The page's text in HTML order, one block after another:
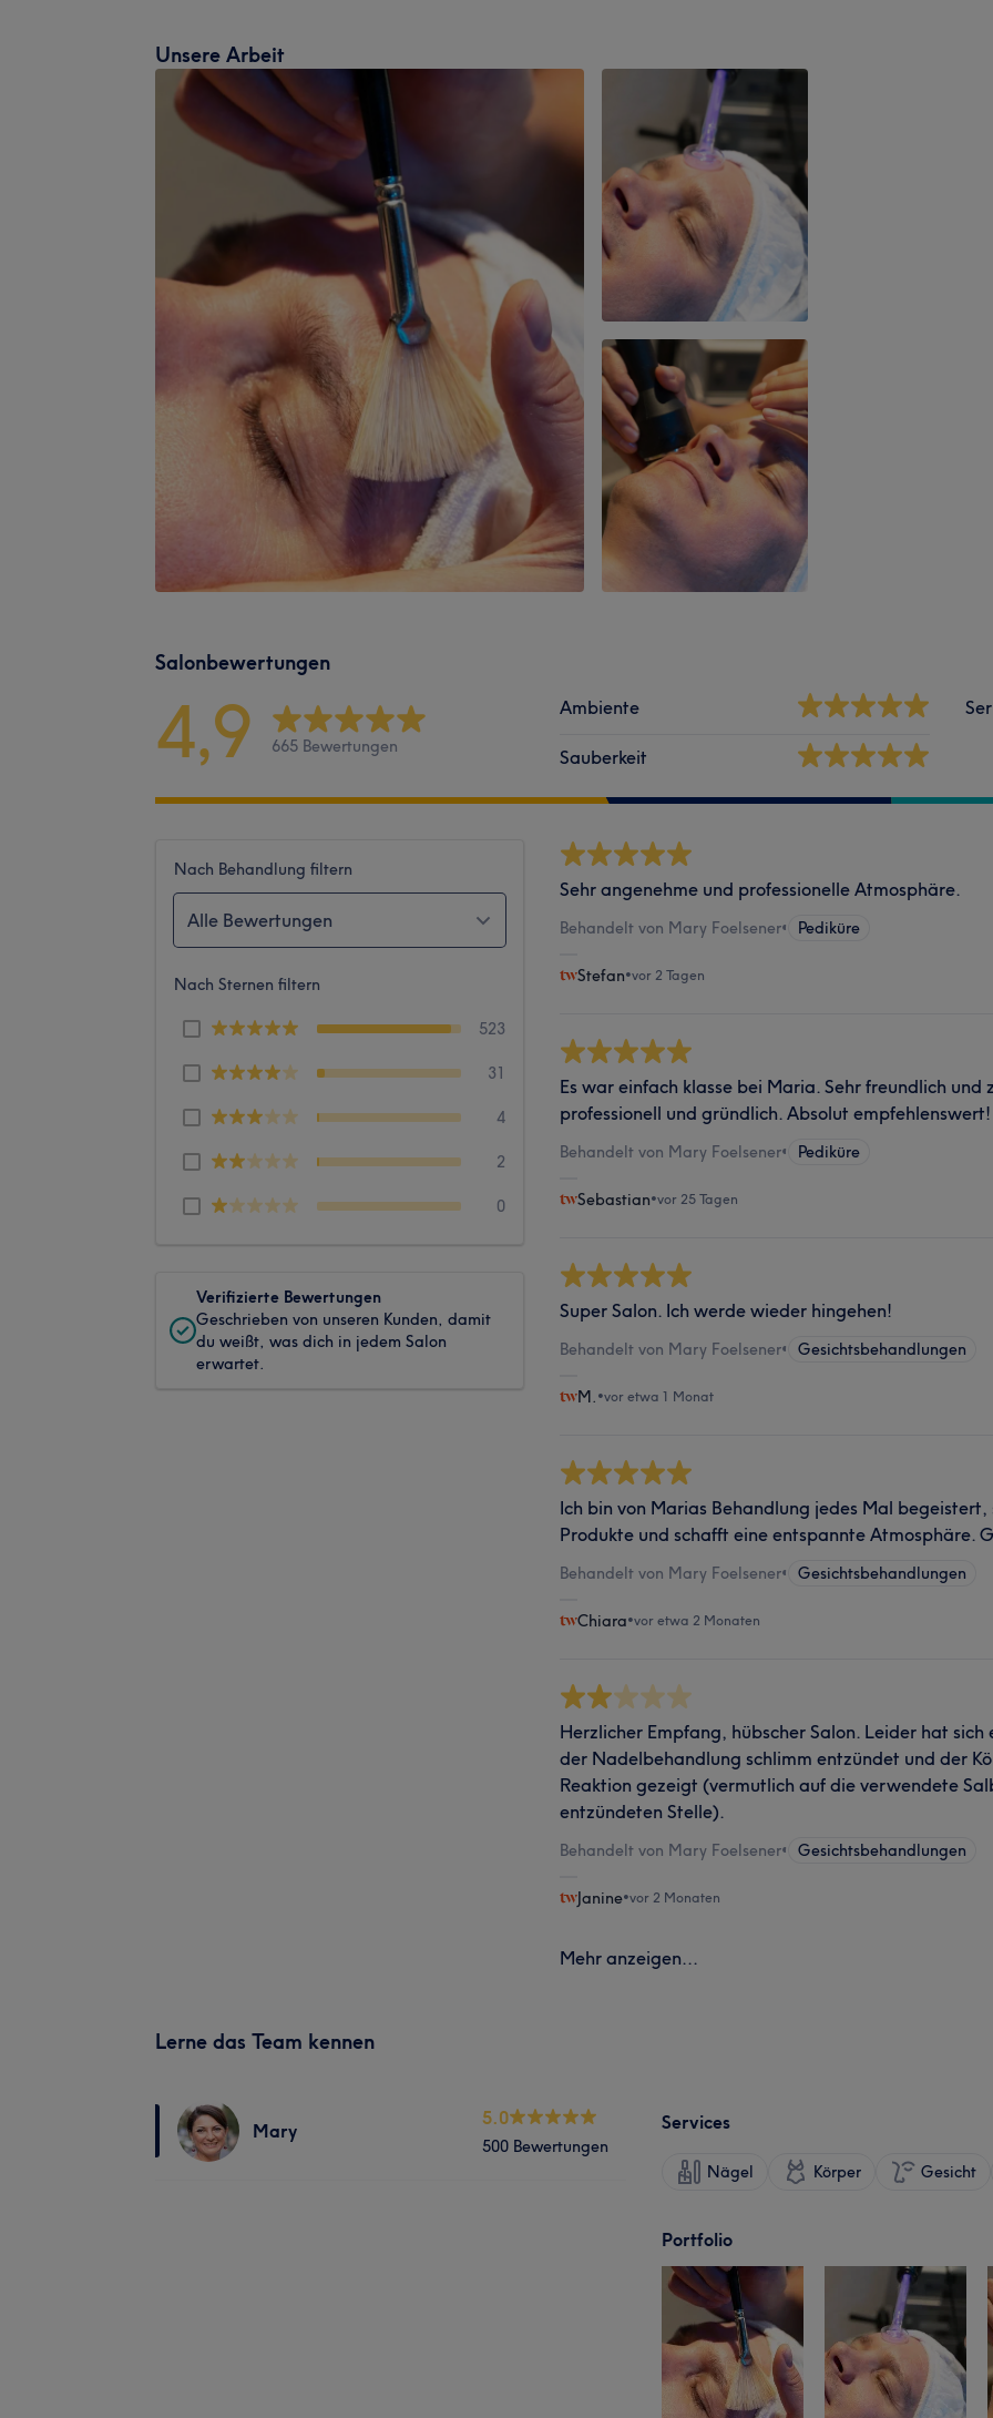
Unsere Arbeit
Salonbewertungen
4,9 665 Bewertungen
Ambiente
Sauberkeit
Nach Behandlung filtern
Alle Bewertungen
Nach Sternen filtern
523
31
4
2
0
Verifizierte Bewertungen
Geschrieben von unseren Kunden, damit
du weißt, was dich in jedem Salon
erwartet.
Sehr angenehme und professionelle Atmosphäre.
Behandelt von Mary Foelsener• Pediküre
Stefan•vor 2 Tagen
Es war einfach klasse bei Maria. Sehr freundlich und
professionell und gründlich. Absolut empfehlenswert!
Behandelt von Mary Foelsener• Pediküre
Sebastian•vor 25 Tagen
Super Salon. Ich werde wieder hingehen!
Behandelt von Mary Foelsener• Gesichtsbehandlungen
M. •vor etwa 1 Monat
Ich bin von Marias Behandlung jedes Mal
Produkte und schafft eine entspannte Atmosphäre.
Behandelt von Mary Foelsener• Gesichtsbehandlungen
Chiara•vor etwa 2 Monaten
Herzlicher Empfang, hübscher Salon. Leider hat sich
der Nadelbehandlung schlimm entzündet und der
Reaktion gezeigt (vermutlich auf die verwendete
entzündeten Stelle).
Behandelt von Mary Foelsener• Gesichtsbehandlungen
Janine•vor 2 Monaten
Mehr anzeigen...
Lerne das Team kennen
Mary
5.0
500 Bewertungen
Services
Nägel Körper Gesicht
Portfolio